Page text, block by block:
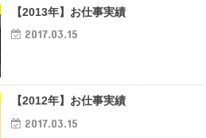
【2013年】お仕事実績
2017.03.15
【2012年】お仕事実績
2017.03.15